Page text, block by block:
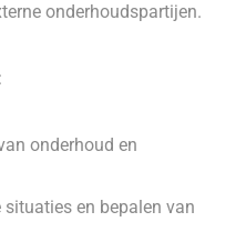
onderhoudspartijen.
onderhoud en
en bepalen van